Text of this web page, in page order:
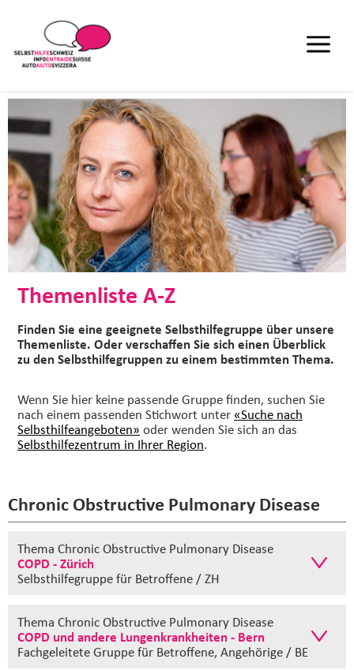
Themenliste A-Z
Finden Sie eine geeignete Selbsthilfegruppe über unsere
Themenliste. Oder verschaffen Sie sich einen Überblick
zu den Selbsthilfegruppen zu einem bestimmten Thema.
Wenn Sie hier keine passende Gruppe finden, suchen Sie
nach einem passenden Stichwort unter «Suche nach
Selbsthilfeangeboten» oder wenden Sie sich an das
Selbsthilfezentrum in Ihrer Region.
Chronic Obstructive Pulmonary Disease
Thema Chronic Obstructive Pulmonary Disease
COPD - Zürich
Selbsthilfegruppefür Betroffene / ZH
Thema Chronic Obstructive Pulmonary Disease
COPD und andere Lungenkrankheiten - Bern
Fachgeleitete Gruppefür Betroffene, Angehörige / BE